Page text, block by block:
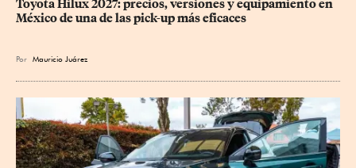
Toyota Hilux 2027: precios, versiones y equipamiento en
México de una de las pick-up más eficaces
Por Mauricio Juárez